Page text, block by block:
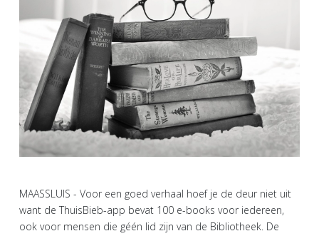
MAASSLUIS - Voor een goed verhaal hoef je de deur niet uit
want de ThuisBieb-app bevat 100 e-books voor iedereen,
ook voor mensen die géén lid zijn van de Bibliotheek. De